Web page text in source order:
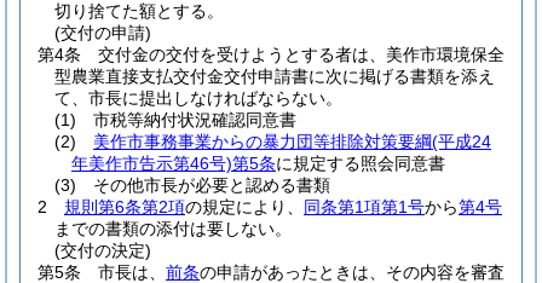
切り捨てた額とする。
(交付の申請)
第4条
交付金の交付を受けようとする者は、美作市環境保全
型農業直接支払交付金交付申請書に次に掲げる書類を添え
て、市長に提出しなければならない。
(1)
市税等納付状況確認同意書
(2)
美作市事務事業からの暴力団等排除対策要綱(平成24
年美作市告示第46号)第5条に規定する照会同意書
(3)
その他市長が必要と認める書類
2
規則第6条第2項の規定により、 同条第1項第1号から第4号
までの書類の添付は要しない。
(交付の決定)
第5条
市長は、 前条の申請があったときは、その内容を審査